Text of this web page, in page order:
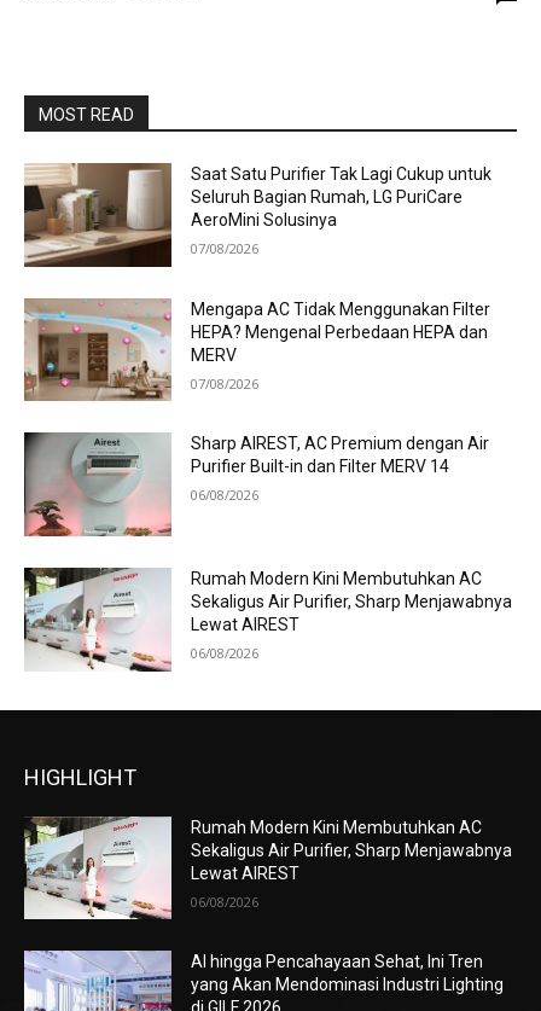
MOST READ
Saat Satu Purifier Tak Lagi Cukup untuk
Seluruh Bagian Rumah, LG PuriCare
AeroMini Solusinya
07/08/2026
Mengapa AC Tidak Menggunakan Filter
HEPA? Mengenal Perbedaan HEPA dan
MERV
07/08/2026
Sharp AIREST, AC Premium dengan Air
Purifier Built-in dan Filter MERV 14
06/08/2026
Rumah Modern Kini Membutuhkan AC
Sekaligus Air Purifier, Sharp Menjawabnya
Lewat AIREST
06/08/2026
HIGHLIGHT
Rumah Modern Kini Membutuhkan AC
Sekaligus Air Purifier, Sharp Menjawabnya
Lewat AIREST
06/08/2026
AI hingga Pencahayaan Sehat, Ini Tren
yang Akan Mendominasi Industri Lighting